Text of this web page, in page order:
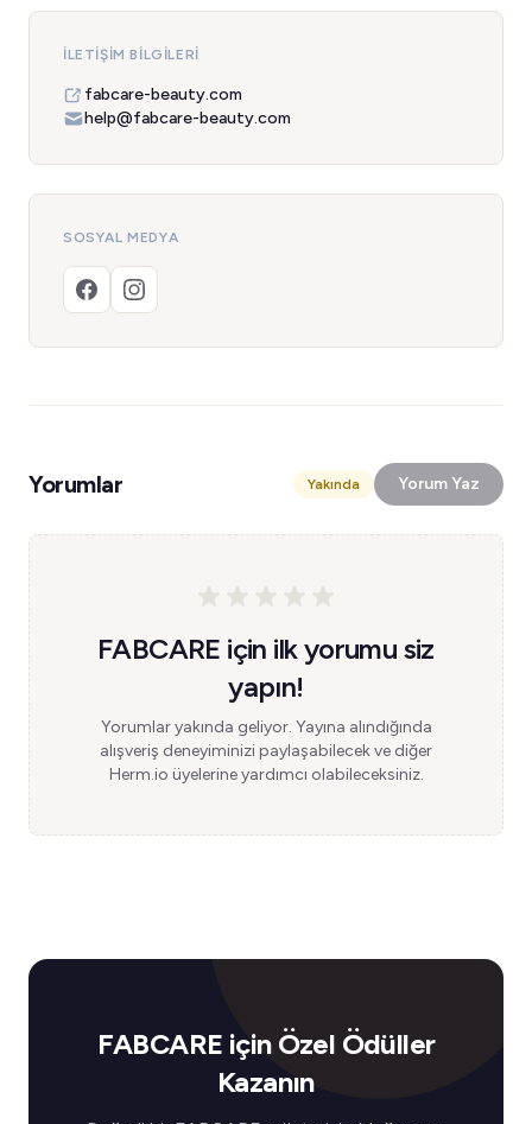
İLETIŞIM BILGILERI
fabcare-beauty.com
help@fabcare-beauty.com
SOSYAL MEDYA
Yorumlar Yakında Yorum Yaz
FABCARE için ilk yorumu siz
yapın!
Yorumlar yakında geliyor. Yayına alındığında
alışveriş deneyiminizi paylaşabilecek ve diğer
Herm.io üyelerine yardımcı olabileceksiniz.
FABCARE için Özel Ödüller
Kazanın